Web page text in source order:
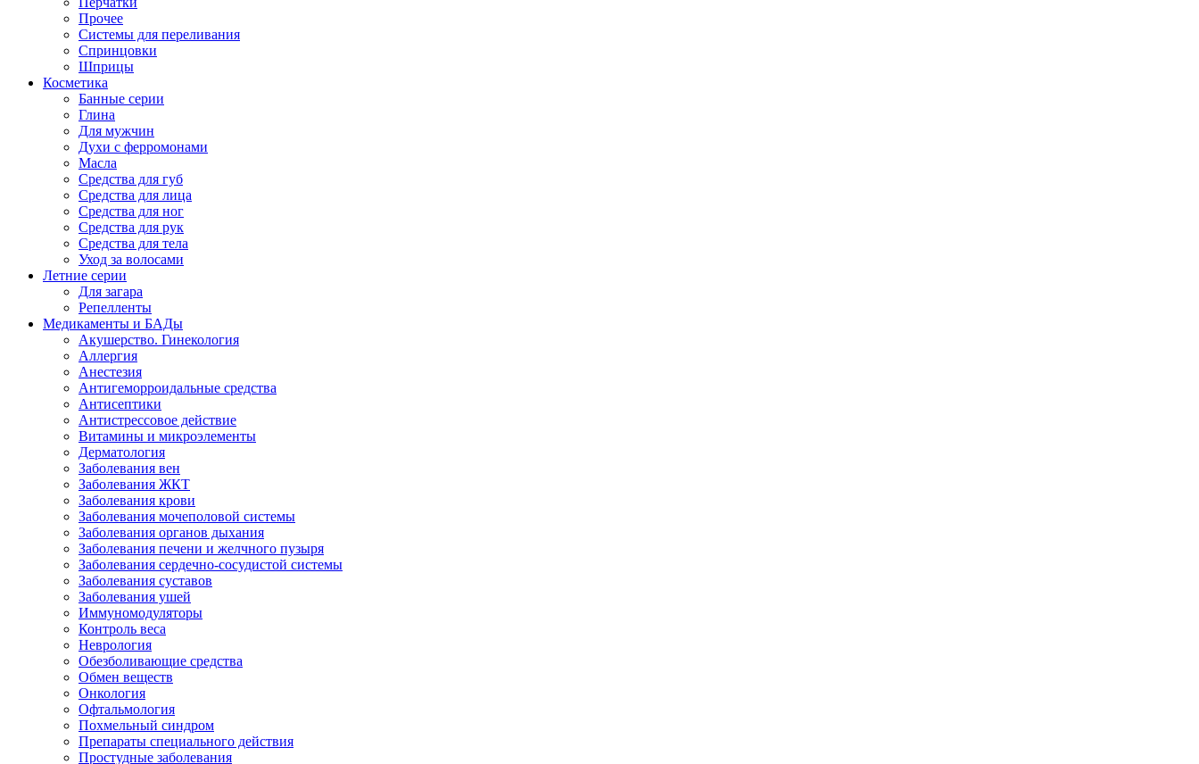
Прочее
Системы для переливания
Спринцовки
Шприцы
Косметика
Банные серии
Глина
Для мужчин
Духи с ферромонами
Масла
Средства для губ
Средства для лица
Средства для ног
Средства для рук
Средства для тела
Уход за волосами
Летние серии
Для загара
Репелленты
Медикаменты и БАДы
Акушерство. Гинекология
Аллергия
Анестезия
Антигеморроидальные средства
Антисептики
Антистрессовое действие
Витамины и микроэлементы
Дерматология
Заболевания вен
Заболевания ЖКТ
Заболевания крови
Заболевания мочеполовой системы
Заболевания органов дыхания
Заболевания печени и желчного пузыря
Заболевания сердечно-сосудистой системы
Заболевания суставов
Заболевания ушей
Иммуномодуляторы
Контроль веса
Неврология
Обезболивающие средства
Обмен веществ
Онкология
Офтальмология
Похмельный синдром
Препараты специального действия
Простудные заболевания